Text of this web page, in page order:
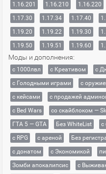
1.16.201
1.16.210 1.16.220
1.17.30
1.17.34 1.17.40
1.19.20
1.19.22 1.19.30
1.19.50
1.19.51 1.19.60
Моды и дополнения:
с 1000лвл c Креативом с
с Голодными играми
с
с кейсами
с продажей
с Bed Wars
со скайблоком —
ГТА 5 — GTA
Без WhiteList с
с RPG
с ареной Без
с донатом
с Экономикой
Зомби апокалипсис
с